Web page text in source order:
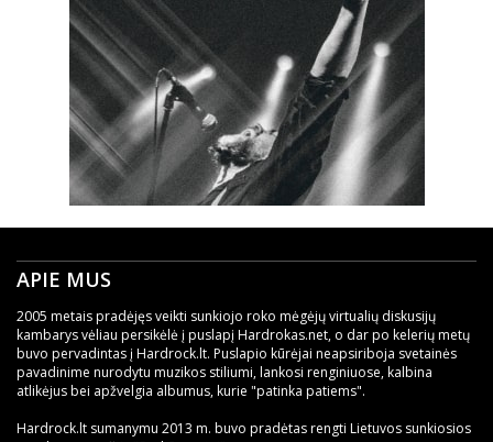
APIE MUS
2005 metais pradėjęs veikti sunkiojo roko mėgėjų virtualių diskusijų
kambarys vėliau persikėlė į puslapį Hardrokas.net, o dar po kelerių metų
buvo pervadintas į Hardrock.lt. Puslapio kūrėjai neapsiriboja svetainės
pavadinime nurodytu muzikos stiliumi, lankosi renginiuose, kalbina
atlikėjus bei apžvelgia albumus, kurie "patinka patiems".
Hardrock.lt sumanymu 2013 m. buvo pradėtas rengti Lietuvos sunkiosios